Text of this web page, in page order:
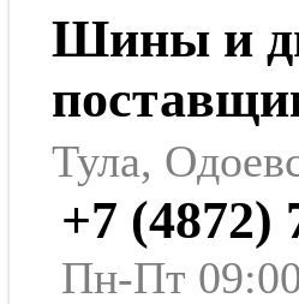
Шины и
Тула,
+7 (4872)
Пн-Пт